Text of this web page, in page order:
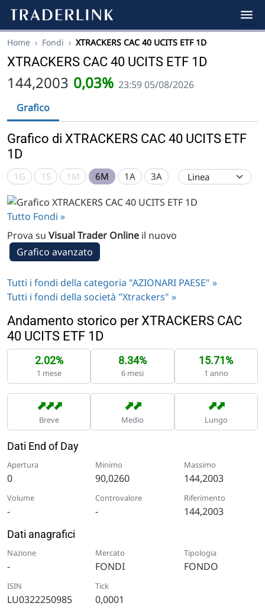
Home › Fondi › XTRACKERS CAC 40 UCITS ETF 1D
XTRACKERS CAC 40 UCITS ETF 1D
144,2003 0,03% 23:59 05/08/2026
Grafico
Grafico di XTRACKERS CAC 40 UCITS ETF
1D
1G 1S 1M 6M 1A 3A
Tutto Fondi »
Prova su Visual Trader Online il nuovo
Grafico avanzato
Tutti i fondi della categoria "AZIONARI PAESE" »
Tutti i fondi della società "Xtrackers" »
Andamento storico per XTRACKERS CAC
40 UCITS ETF 1D
2.02%
1 mese
8.34%
6 mesi
15.71%
1 anno
➡
➡
➡
Breve
➡
➡
Medio
➡
➡
Lungo
Dati End of Day
Apertura
0
Minimo
90,0260
Massimo
144,2003
Volume
-
Controvalore
-
Riferimento
144,2003
Dati anagrafici
Nazione
-
Mercato
FONDI
Tipologia
FONDO
ISIN
LU0322250985
Tick
0,0001